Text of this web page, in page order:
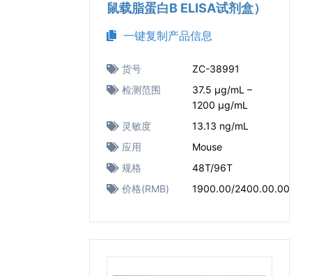
鼠载脂蛋白B ELISA试剂盒）
一键复制产品信息
货号
ZC-38991
检测范围
37.5 μg/mL –
1200 μg/mL
灵敏度
13.13 ng/mL
应用
Mouse
规格
48T/96T
价格(RMB)
1900.00/2400.00.00